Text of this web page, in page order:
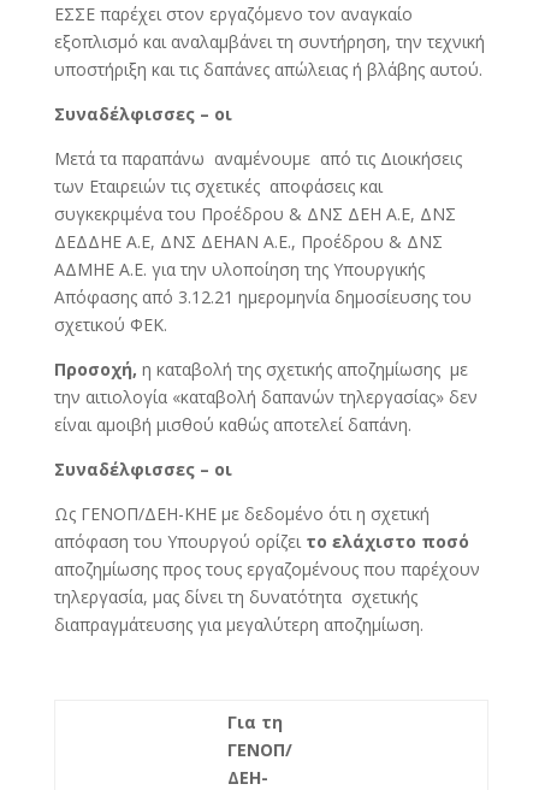
ΕΣΣΕ παρέχει στον εργαζόμενο τον αναγκαίο
εξοπλισμό και αναλαμβάνει τη συντήρηση, την τεχνική
υποστήριξη και τις δαπάνες απώλειας ή βλάβης αυτού.
Συναδέλφισσες – οι
Μετά τα παραπάνω αναμένουμε από τις Διοικήσεις
των Εταιρειών τις σχετικές αποφάσεις και
συγκεκριμένα του Προέδρου & ΔΝΣ ΔΕΗ Α.Ε, ΔΝΣ
ΔΕΔΔΗΕ Α.Ε, ΔΝΣ ΔΕΗΑΝ Α.Ε., Προέδρου & ΔΝΣ
ΑΔΜΗΕ Α.Ε. για την υλοποίηση της Υπουργικής
Απόφασης από 3.12.21 ημερομηνία δημοσίευσης του
σχετικού ΦΕΚ.
Προσοχή, η καταβολή της σχετικής αποζημίωσης με
την αιτιολογία «καταβολή δαπανών τηλεργασίας» δεν
είναι αμοιβή μισθού καθώς αποτελεί δαπάνη.
Συναδέλφισσες – οι
Ως ΓΕΝΟΠ/ΔΕΗ-ΚΗΕ με δεδομένο ότι η σχετική
απόφαση του Υπουργού ορίζει το ελάχιστο ποσό
αποζημίωσης προς τους εργαζομένους που παρέχουν
τηλεργασία, μας δίνει τη δυνατότητα σχετικής
διαπραγμάτευσης για μεγαλύτερη αποζημίωση.
Για τη
ΓΕΝΟΠ/
ΔΕΗ-